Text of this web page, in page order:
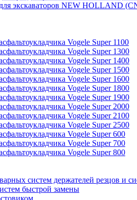
экскаваторов NEW HOLLAND
Vogele Super 1100
Vogele Super 1300
Vogele Super 1400
Vogele Super 1500
Vogele Super 1600
Vogele Super 1800
Vogele Super 1900
Vogele Super 2000
Vogele Super 2100
Vogele Super 2500
Vogele Super 600
Vogele Super 700
Vogele Super 800
систем держателей резцов и
быстрой замены